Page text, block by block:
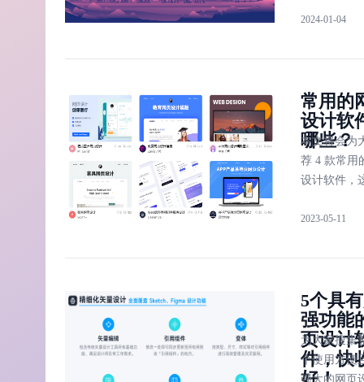
定的长处。
个优秀的网
2024-01-04
常用的
设计软
哪些？
本文将会为
荐 4 款常用
设计软件，
是「即时设
「Sublime
2023-05-11
5个具
强功能
页设计
件，快
为大家搜集
个使用方便
强大的网页